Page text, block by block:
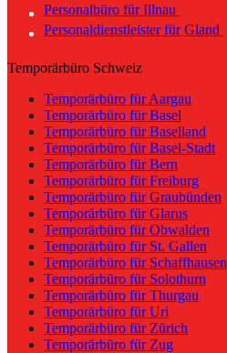
Personalbüro für Illnau
Personaldienstleister für Gland
Temporärbüro Schweiz
Temporärbüro für Aargau
Temporärbüro für Basel
Temporärbüro für Baselland
Temporärbüro für Basel-Stadt
Temporärbüro für Bern
Temporärbüro für Freiburg
Temporärbüro für Graubünden
Temporärbüro für Glarus
Temporärbüro für Obwalden
Temporärbüro für St. Gallen
Temporärbüro für Schaffhausen
Temporärbüro für Solothurn
Temporärbüro für Thurgau
Temporärbüro für Uri
Temporärbüro für Zürich
Temporärbüro für Zug